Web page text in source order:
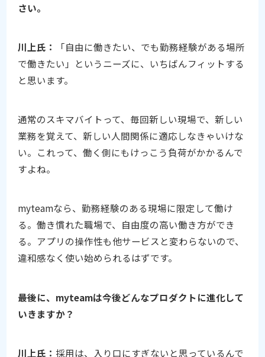
さい。
川上氏：
「自由に働きたい、でも勤務経験がある場所
で働きたい」というニーズに、いちばんフィットする
と思います。
通常のスキマバイトって、毎回新しい現場で、新しい
業務を覚えて、新しい人間関係に適応しなきゃいけな
い。これって、働く側にもけっこう負荷がかかるんで
すよね。
myteamなら、勤務経験のある現場に限定して働け
る。働き慣れた職場で、自由度の高い働き方ができ
る。アプリの操作性も他サービスと変わらないので、
違和感なく使い始められるはずです。
――最後に、myteamは今後どんなプロダクトに進化して
いきますか？
川上氏： 採用は、入り口にすぎないと思っているんで